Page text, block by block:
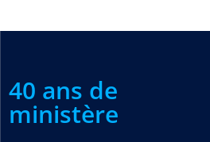
40 ans de
ministère